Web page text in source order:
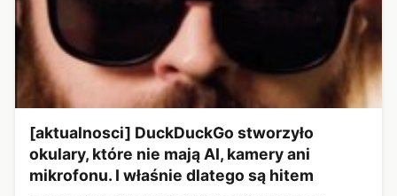
[aktualnosci] DuckDuckGo stworzyło
okulary, które nie mają AI, kamery ani
mikrofonu. I właśnie dlatego są hitem